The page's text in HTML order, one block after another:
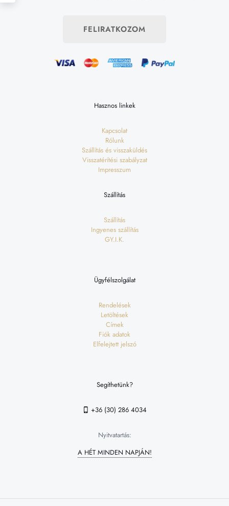
FELIRATKOZOM
Hasznos linkek
Kapcsolat
Rólunk
Szállítás és visszaküldés
Visszatérítési szabályzat
Impresszum
Szállítás
Szállítás
Ingyenes szállítás
GY.I.K.
Ügyfélszolgálat
Rendelések
Letöltések
Címek
Fiók adatok
Elfelejtett jelszó
Segíthetünk?
+36 (30) 286 4034
Nyitvatartás:
A HÉT MINDEN NAPJÁN!